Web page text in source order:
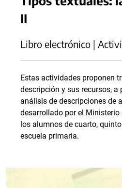
II
Libro electrónico |
Estas actividades proponen
descripción y sus recursos, a
análisis de descripciones de
desarrollado por el Ministerio
los alumnos de cuarto,
escuela primaria.